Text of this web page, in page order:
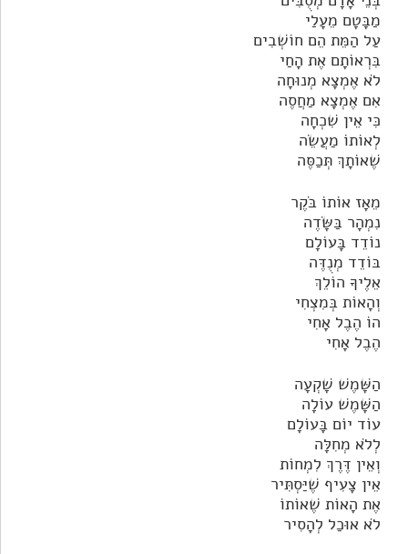
מַבָּטָם מֵעָלַי
עַל הַמֵּת הֵם חוֹשְׁבִים
בִּרְאוֹתָם אֶת הָחַי
לֹא אֶמְצָא מְנוּחָה
אִם אֶמְצָא מַחֲסֶה
כִּי אֵין שִׁכְחָה
לְאוֹתוֹ מַעֲשֵׂה
שֶׁאוֹתָךְ תְּכַסֶּה
מֵאָז אוֹתוֹ בֹּקֶר
נִמְהָר בַּשָּׂדֶה
נוֹדֵד בָּעוֹלָם
בּוֹדֵד מְנֻדֶּה
אֵלֶיךָ הוֹלֵךְ
וְהָאוֹת בְּמִצְחִי
הוֹ הֶבֶל אָחִי
הֶבֶל אָחִי
הַשָּׁמֶשׁ שָׁקְעָה
הַשָּׁמֶשׁ עוֹלָה
עוֹד יוֹם בָּעוֹלָם
לְלֹא מְחִלָּה
וְאֵין דֶּרֶךְ לִמְחוֹת
אֵין צָעִיף שֶׁיַּסְתִּיר
אֶת הָאוֹת שֶׁאוֹתוֹ
לֹא אוּכַל לְהָסִיר